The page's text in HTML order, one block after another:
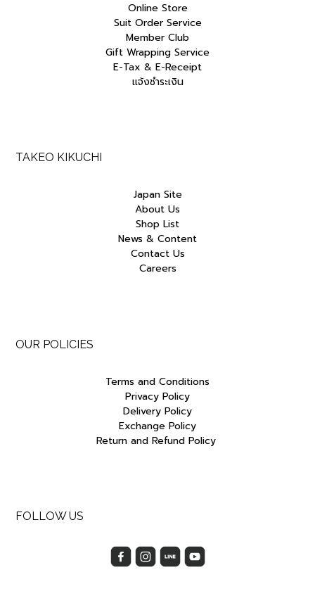
Online Store
Suit Order Service
Member Club
Gift Wrapping Service
E-Tax & E-Receipt
แจ้งชำระเงิน
TAKEO KIKUCHI
Japan Site
About Us
Shop List
News & Content
Contact Us
Careers
OUR POLICIES
Terms and Conditions
Privacy Policy
Delivery Policy
Exchange Policy
Return and Refund Policy
FOLLOW US